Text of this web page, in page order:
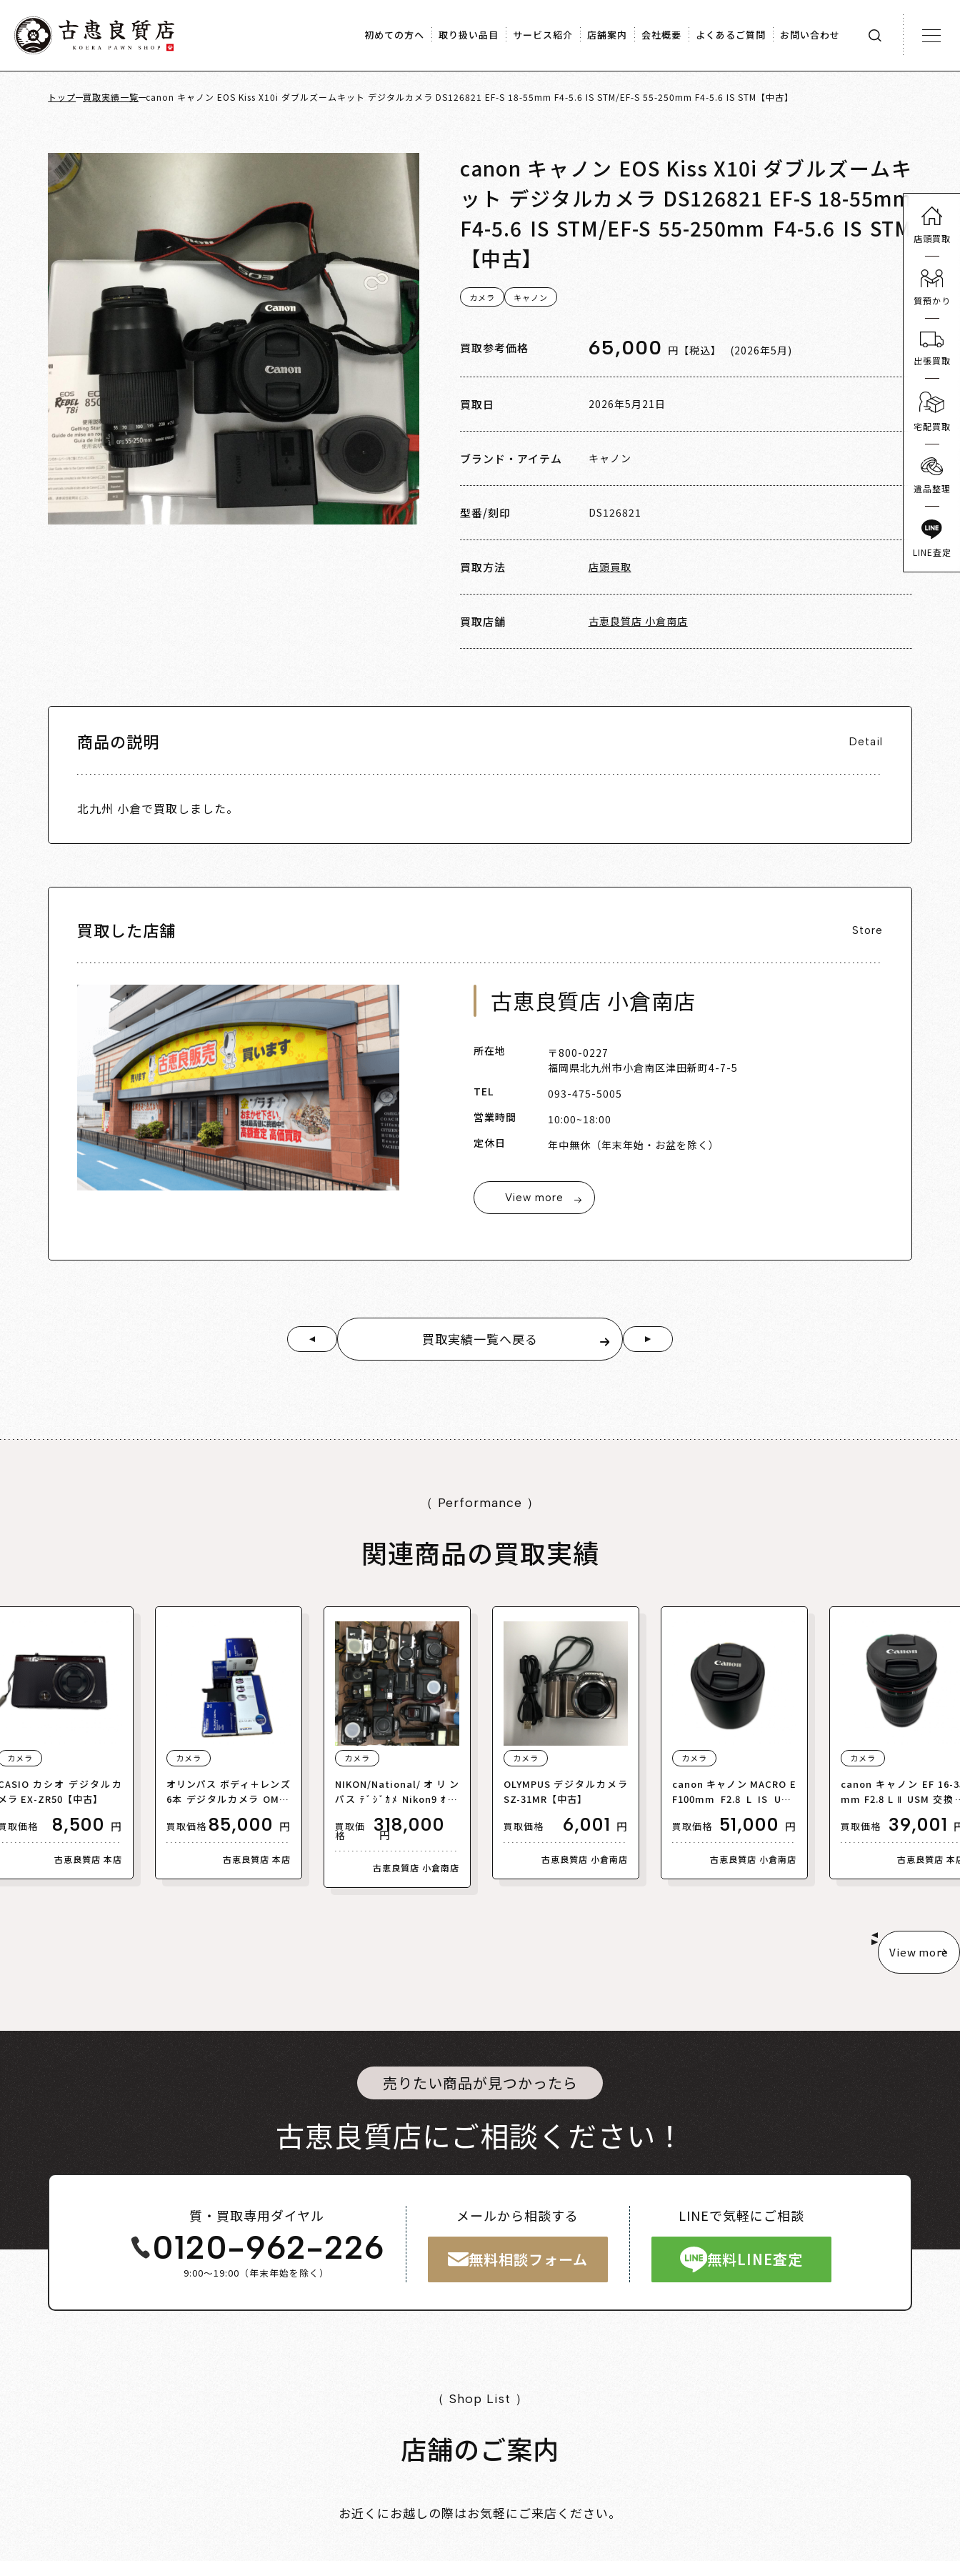
初めての方へ 取り扱い品目 サービス紹介 店舗案内 会社概要 よくあるご質問 お問い合わせ
トップ 買取実績一覧 canon キャノン EOS Kiss X10i ダブルズームキット デジタルカメラ DS126821 EF-S 18-55mm F4-5.6 IS STM/EF-S 55-250mm F4-5.6 IS STM【中古】
canon キャノン EOS Kiss X10i ダブルズームキ
ット デジタルカメラ DS126821 EF-S 18-55mm
F4-5.6 IS STM/EF-S 55-250mm F4-5.6 IS STM
【中古】
カメラ キャノン
買取参考価格 65,000 円【税込】 (2026年5月)
買取日 2026年5月21日
ブランド・アイテム キャノン
型番/刻印 DS126821
買取方法 店頭買取
買取店舗 古恵良質店 小倉南店
商品の説明 Detail
北九州 小倉で買取しました。
買取した店舗 Store
古恵良質店 小倉南店
所在地
〒800-0227
福岡県北九州市小倉南区津田新町4-7-5
TEL
093-475-5005
営業時間
10:00~18:00
定休日
年中無休（年末年始・お盆を除く）
View more
買取実績一覧へ戻る
（ Performance ）
関連商品の買取実績
カメラ
カシオ デジタルカ
ラ EX-ZR50【中古】
取価格
8,500 円
古恵良質店 本店
カメラ
オリンパス ボディ＋レンズ
6本 デジタルカメラ OM-D
買取価格 85,000 円
古恵良質店 本店
カメラ
NIKON/National/オリン
パス ﾃﾞｼﾞｶﾒ Nikon9 ｵﾘﾝ
ﾎﾞ National3 Nikon1 カ
メラ･レンズ･ストロボ山
買取価
格 318,000
円
古恵良質店 小倉南店
カメラ
OLYMPUS デジタルカメラ
SZ-31MR【中古】
買取価格
6,001 円
古恵良質店 小倉南店
カメラ
canon キャノン MACRO E
F100mm F2.8 L IS USM
買取価格
51,000 円
古恵良質店 小倉南店
カメラ
canon キャノン EF 16-
mm F2.8 L Ⅱ USM 交換
買取価格
39,001
古恵良質店 本
View more
売りたい商品が見つかったら
古恵良質店にご相談ください！
質・買取専用ダイヤル
0120-962-226
9:00～19:00（年末年始を除く）
メールから相談する
無料相談フォーム
LINEで気軽にご相談
無料LINE査定
（ Shop List ）
店舗のご案内
お近くにお越しの際はお気軽にご来店ください。
店頭買取
質預かり
出張買取
宅配買取
遺品整理
LINE査定